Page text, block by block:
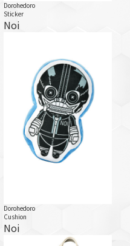
Dorohedoro
Sticker
Noi
Dorohedoro
Cushion
Noi